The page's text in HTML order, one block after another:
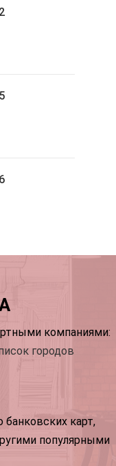
компаниями:
городов
карт,
популярными